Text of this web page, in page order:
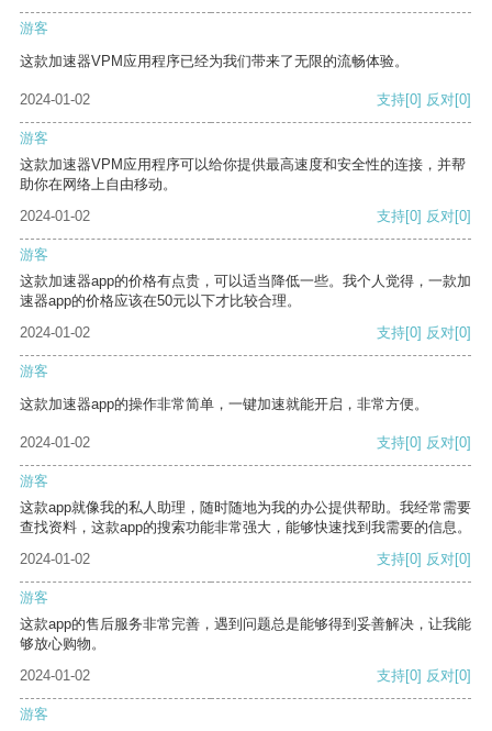
游客
这款加速器VPM应用程序已经为我们带来了无限的流畅体验。
2024-01-02 支持[0] 反对[0]
游客
这款加速器VPM应用程序可以给你提供最高速度和安全性的连接，并帮
助你在网络上自由移动。
2024-01-02
支持[0] 反对[0]
游客
这款加速器app的价格有点贵，可以适当降低一些。我个人觉得，一款加
速器app的价格应该在50元以下才比较合理。
2024-01-02
支持[0] 反对[0]
游客
这款加速器app的操作非常简单，一键加速就能开启，非常方便。
2024-01-02 支持[0] 反对[0]
游客
这款app就像我的私人助理，随时随地为我的办公提供帮助。我经常需要
查找资料，这款app的搜索功能非常强大，能够快速找到我需要的信息。
2024-01-02
支持[0] 反对[0]
游客
这款app的售后服务非常完善，遇到问题总是能够得到妥善解决，让我能
够放心购物。
2024-01-02
支持[0] 反对[0]
游客